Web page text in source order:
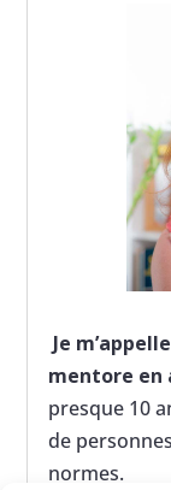
Je
mentore en
presque 10
de
normes.